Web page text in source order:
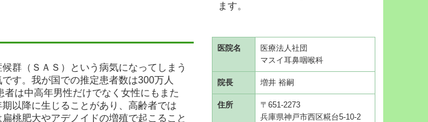
群（ＳＡＳ）という病気になってしまう
す。我が国での推定患者数は300万人
は中高年男性だけでなく女性にもまた
以降に生じることがあり、高齢者では
桃肥大やアデノイドの増殖で起こること
ます。
医院名
医療法人社団
マスイ耳鼻咽喉科
院長 増井 裕嗣
住所
〒651-2273
兵庫県神戸市西区糀台5-10-2